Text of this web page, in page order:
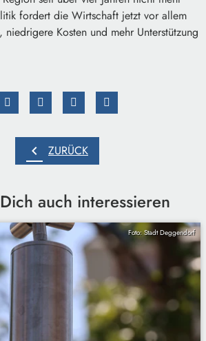
fordert die Wirtschaft jetzt vor allem
niedrigere Kosten und mehr Unterstützung
chevron_left ZURÜCK
auch interessieren
Foto: Stadt Deggendorf